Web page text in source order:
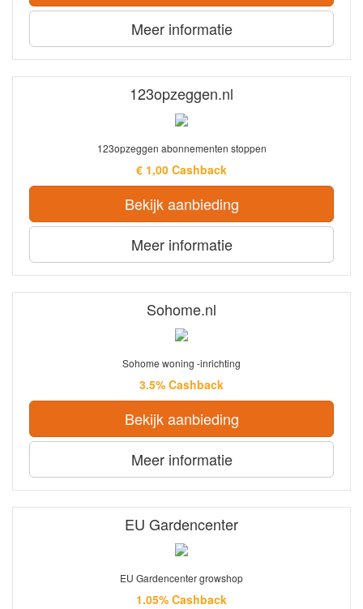
Meer informatie
123opzeggen.nl
123opzeggen abonnementen stoppen
€ 1,00 Cashback
Bekijk aanbieding
Meer informatie
Sohome.nl
Sohome woning -inrichting
3.5% Cashback
Bekijk aanbieding
Meer informatie
EU Gardencenter
EU Gardencenter growshop
1.05% Cashback